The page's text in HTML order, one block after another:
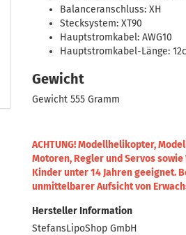
Balanceranschluss: XH
Stecksystem: XT90
Hauptstromkabel: AWG10
Hauptstromkabel-Länge:
Gewicht
Gewicht 555 Gramm
ACHTUNG! Modellhelikopter,
Motoren, Regler und Servos
Kinder unter 14 Jahren geeignet.
unmittelbarer Aufsicht von
Hersteller Information
StefansLipoShop GmbH